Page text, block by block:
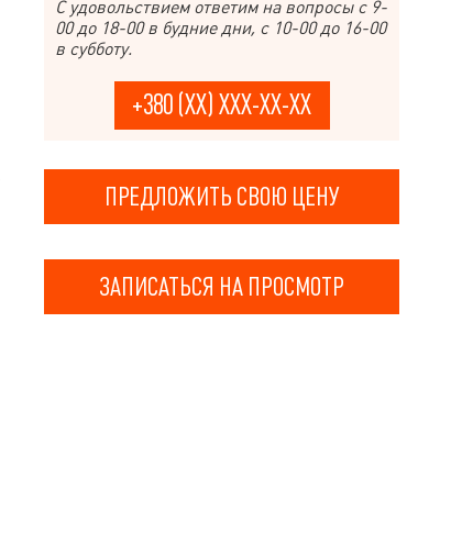
С удовольствием ответим на вопросы с 9-
00 до 18-00 в будние дни, с 10-00 до 16-00
в субботу.
+380 (XX) XXX-XX-XX
ПРЕДЛОЖИТЬ СВОЮ ЦЕНУ
ЗАПИСАТЬСЯ НА ПРОСМОТР